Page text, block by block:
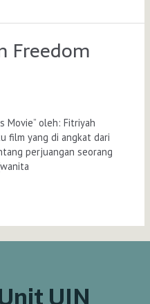
Freedom
Movie” oleh: Fitriyah
film yang di angkat dari
perjuangan seorang